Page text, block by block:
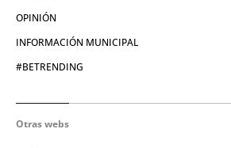
OPINIÓN
INFORMACIÓN MUNICIPAL
#BETRENDING
Otras webs